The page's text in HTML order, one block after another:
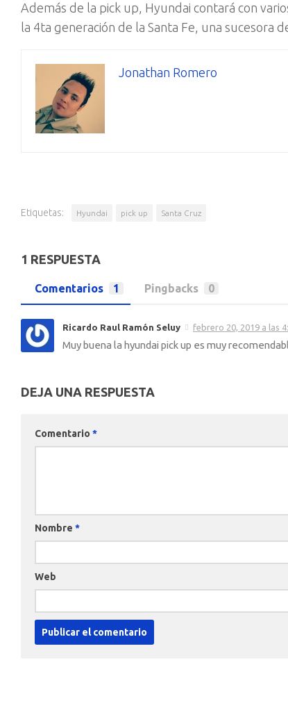
Además de la pick up, Hyundai contará con
la 4ta generación de la Santa Fe, una sucesora
Jonathan Romero
Etiquetas: Hyundai pick up Santa Cruz
1 RESPUESTA
Comentarios 1 Pingbacks 0
Ricardo Raul Ramón Seluy febrero 20, 2019 a las
Muy buena la hyundai pick up es muy
DEJA UNA RESPUESTA
Comentario *
Nombre *
Web